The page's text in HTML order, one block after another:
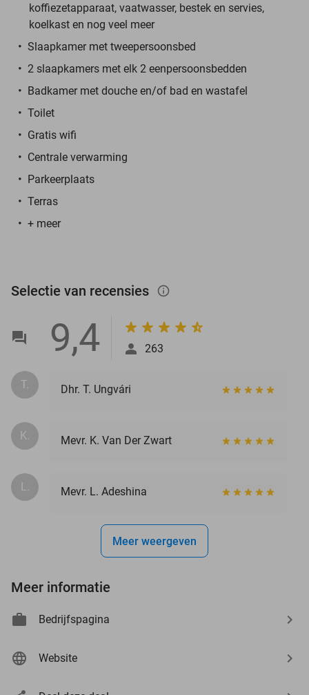
koffiezetapparaat, vaatwasser, bestek en servies,
koelkast en nog veel meer
Slaapkamer met tweepersoonsbed
2 slaapkamers met elk 2 eenpersoonsbedden
Badkamer met douche en/of bad en wastafel
Toilet
Gratis wifi
Centrale verwarming
Parkeerplaats
Terras
+ meer
Selectie van recensies info_outlined
9,4 263
T. Dhr. T. Ungvári
K. Mevr. K. Van Der Zwart
L. Mevr. L. Adeshina
Meer weergeven
Meer informatie
Bedrijfspagina
Website